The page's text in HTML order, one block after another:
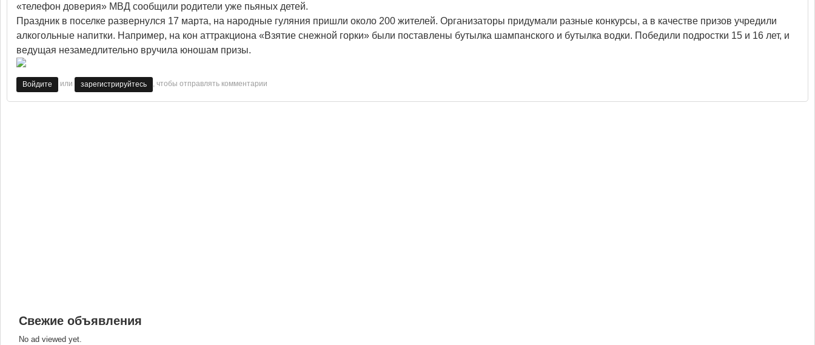
«телефон доверия» МВД сообщили родители уже пьяных детей.
Праздник в поселке развернулся 17 марта, на народные гуляния пришли около 200 жителей. Организаторы придумали разные конкурсы, а в качестве призов учредили
алкогольные напитки. Например, на кон аттракциона «Взятие снежной горки» были поставлены бутылка шампанского и бутылка водки. Победили подростки 15 и 16 лет, и
ведущая незамедлительно вручила юношам призы.
Войдите или зарегистрируйтесь , чтобы отправлять комментарии
Свежие объявления
No ad viewed yet.